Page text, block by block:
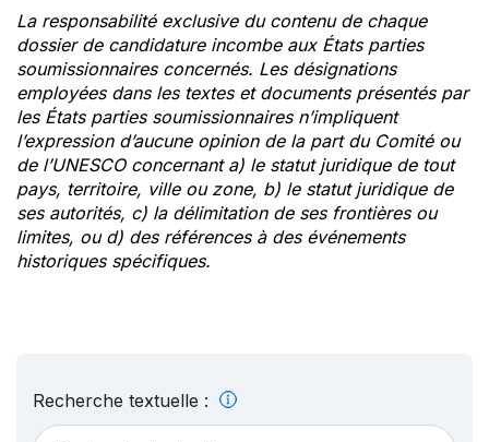
La responsabilité exclusive du contenu de chaque
dossier de candidature incombe aux États parties
soumissionnaires concernés. Les désignations
employées dans les textes et documents présentés par
les États parties soumissionnaires n’impliquent
l’expression d’aucune opinion de la part du Comité ou
de l’UNESCO concernant a) le statut juridique de tout
pays, territoire, ville ou zone, b) le statut juridique de
ses autorités, c) la délimitation de ses frontières ou
limites, ou d) des références à des événements
historiques spécifiques.
Recherche textuelle :